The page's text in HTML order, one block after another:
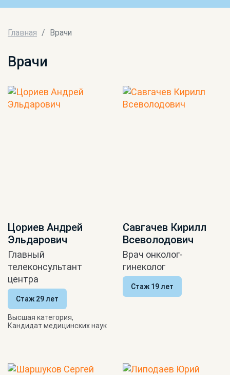
Главная Врачи
Врачи
Цориев Андрей
Эльдарович
Главный
телеконсультант
центра
Стаж 29 лет
Высшая категория,
Кандидат медицинских наук
Савгачев Кирилл
Всеволодович
Врач онколог-
гинеколог
Стаж 19 лет